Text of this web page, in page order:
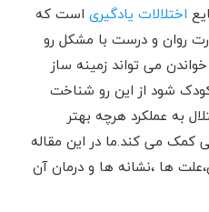
اختلالات یادگیری است که
روان و درست با مشکل رو
می تواند زمینه ساز
شود از این رو شناخت
به عملکرد هرچه بهتر
کمک می کند.ما در این مقاله
ها ،نشانه ها و درمان آن